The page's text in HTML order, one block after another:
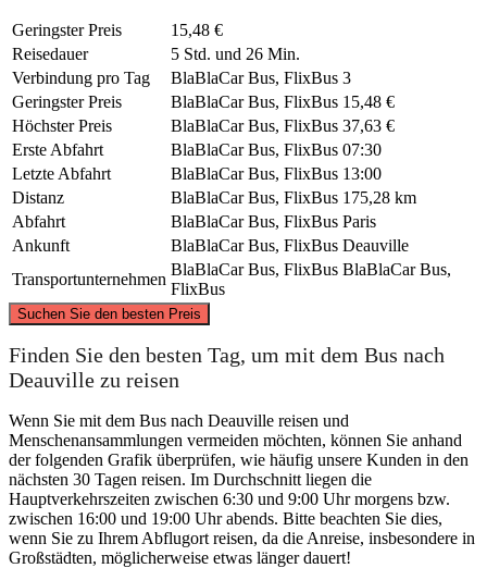
Geringster Preis
15,48 €
Reisedauer
5 Std. und 26 Min.
Verbindung pro Tag
BlaBlaCar Bus, FlixBus 3
Geringster Preis
BlaBlaCar Bus, FlixBus 15,48 €
Höchster Preis
BlaBlaCar Bus, FlixBus 37,63 €
Erste Abfahrt
BlaBlaCar Bus, FlixBus 07:30
Letzte Abfahrt
BlaBlaCar Bus, FlixBus 13:00
Distanz
BlaBlaCar Bus, FlixBus 175,28 km
Abfahrt
BlaBlaCar Bus, FlixBus Paris
Ankunft
BlaBlaCar Bus, FlixBus Deauville
Transportunternehmen
BlaBlaCar Bus, FlixBus BlaBlaCar Bus,
FlixBus
Suchen Sie den besten Preis
Paris
Deauville
Finden Sie den besten Tag, um mit dem Bus nach
Deauville zu reisen
Wenn Sie mit dem Bus nach Deauville reisen und
Menschenansammlungen vermeiden möchten, können Sie anhand
der folgenden Grafik überprüfen, wie häufig unsere Kunden in den
nächsten 30 Tagen reisen. Im Durchschnitt liegen die
Hauptverkehrszeiten zwischen 6:30 und 9:00 Uhr morgens bzw.
zwischen 16:00 und 19:00 Uhr abends. Bitte beachten Sie dies,
wenn Sie zu Ihrem Abflugort reisen, da die Anreise, insbesondere in
Großstädten, möglicherweise etwas länger dauert!